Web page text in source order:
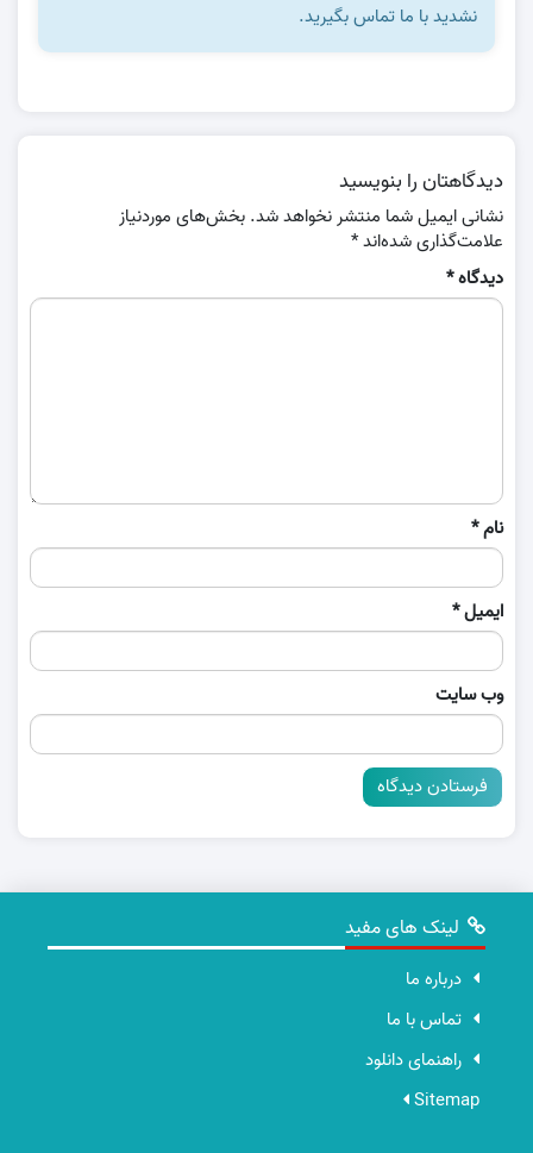
نشدید با ما تماس بگیرید.
دیدگاهتان را بنویسید
نشانی ایمیل شما منتشر نخواهد شد. بخش‌های موردنیاز
علامت‌گذاری شده‌اند*
دیدگاه*
نام*
ایمیل*
وب‌ سایت
لینک های مفید
درباره ما
تماس با ما
راهنمای دانلود
Sitemap